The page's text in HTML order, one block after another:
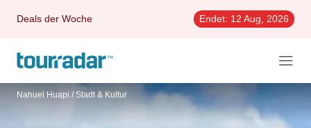
Deals der Woche Endet: 12 Aug, 2026
Nahuel Huapi / Stadt & Kultur